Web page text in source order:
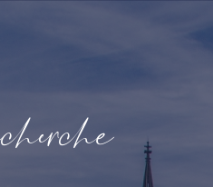
cece